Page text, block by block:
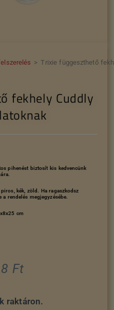
> Trixie függeszthető
fekhely Cuddly
pihenést biztosít kis kedvencünk
kék, zöld. Ha ragaszkodsz
rendelés megjegyzésébe.
cm
Ft
raktáron.